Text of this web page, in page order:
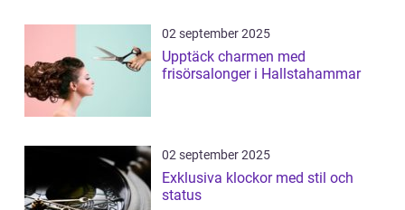
02 september 2025
Upptäck charmen med
frisörsalonger i Hallstahammar
02 september 2025
Exklusiva klockor med stil och
status